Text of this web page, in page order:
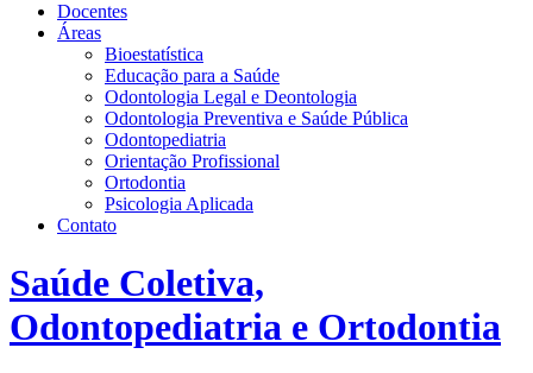
Docentes
Áreas
Bioestatística
Educação para a Saúde
Odontologia Legal e Deontologia
Odontologia Preventiva e Saúde Pública
Odontopediatria
Orientação Profissional
Ortodontia
Psicologia Aplicada
Contato
Saúde Coletiva,
Odontopediatria e Ortodontia